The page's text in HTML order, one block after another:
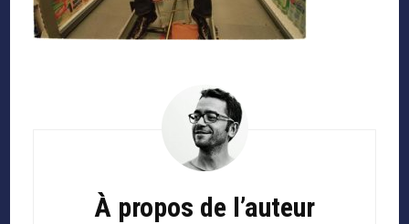
À propos de l’auteur